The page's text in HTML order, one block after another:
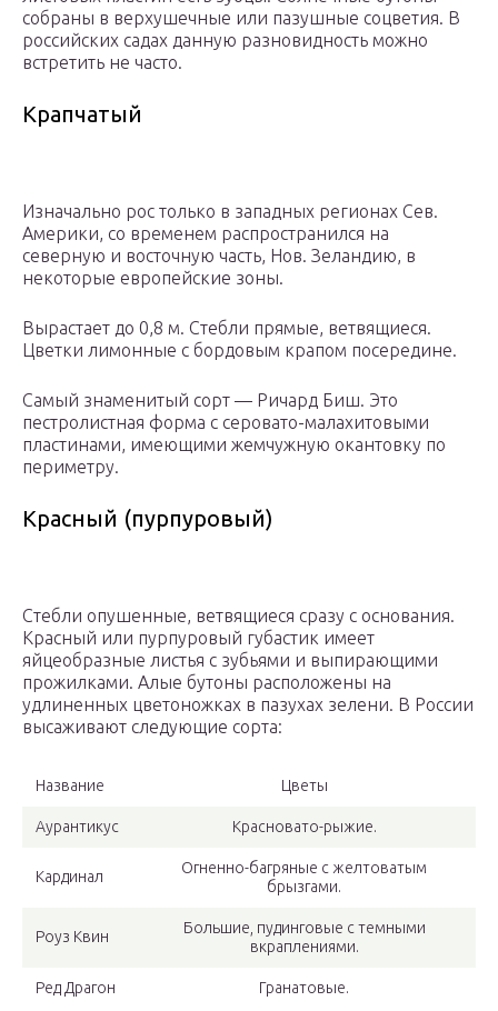
собраны в верхушечные или пазушные соцветия. В
российских садах данную разновидность можно
встретить не часто.
Крапчатый
Изначально рос только в западных регионах Сев.
Америки, со временем распространился на
северную и восточную часть, Нов. Зеландию, в
некоторые европейские зоны.
Вырастает до 0,8 м. Стебли прямые, ветвящиеся.
Цветки лимонные с бордовым крапом посередине.
Самый знаменитый сорт — Ричард Биш. Это
пестролистная форма с серовато-малахитовыми
пластинами, имеющими жемчужную окантовку по
периметру.
Красный (пурпуровый)
Стебли опушенные, ветвящиеся сразу с основания.
Красный или пурпуровый губастик имеет
яйцеобразные листья с зубьями и выпирающими
прожилками. Алые бутоны расположены на
удлиненных цветоножках в пазухах зелени. В России
высаживают следующие сорта:
Название Цветы
Аурантикус Красновато-рыжие.
Кардинал
Огненно-багряные с желтоватым
брызгами.
Роуз Квин
Большие, пудинговые с темными
вкраплениями.
Ред Драгон Гранатовые.